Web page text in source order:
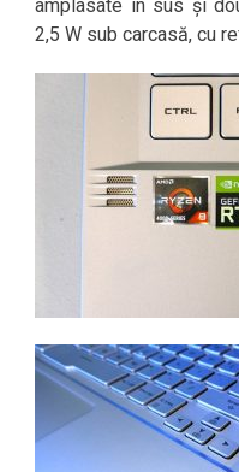
amplasate în sus și
2,5 W sub carcasă, cu